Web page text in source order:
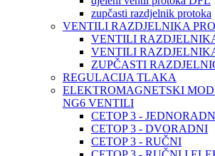
zupčasti razdjelnik protoka
VENTILI RAZDJELNIKA
VENTILI
VENTILI
ZUPČASTI
REGULACIJA TLAKA
ELEKTROMAGNETSKI
NG6 VENTILI
CETOP 3 -
CETOP 3 - DVORADNI
CETOP 3 - RUČNI